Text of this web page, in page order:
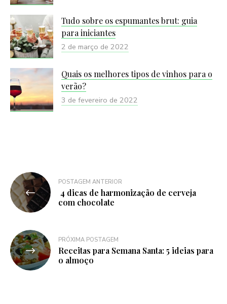
Tudo sobre os espumantes brut: guia
para iniciantes
2 de março de 2022
Quais os melhores tipos de vinhos para o
verão?
3 de fevereiro de 2022
Navegação
de
Post
POSTAGEM ANTERIOR
4 dicas de harmonização de cerveja
com chocolate
PRÓXIMA POSTAGEM
Receitas para Semana Santa: 5 ideias para
o almoço